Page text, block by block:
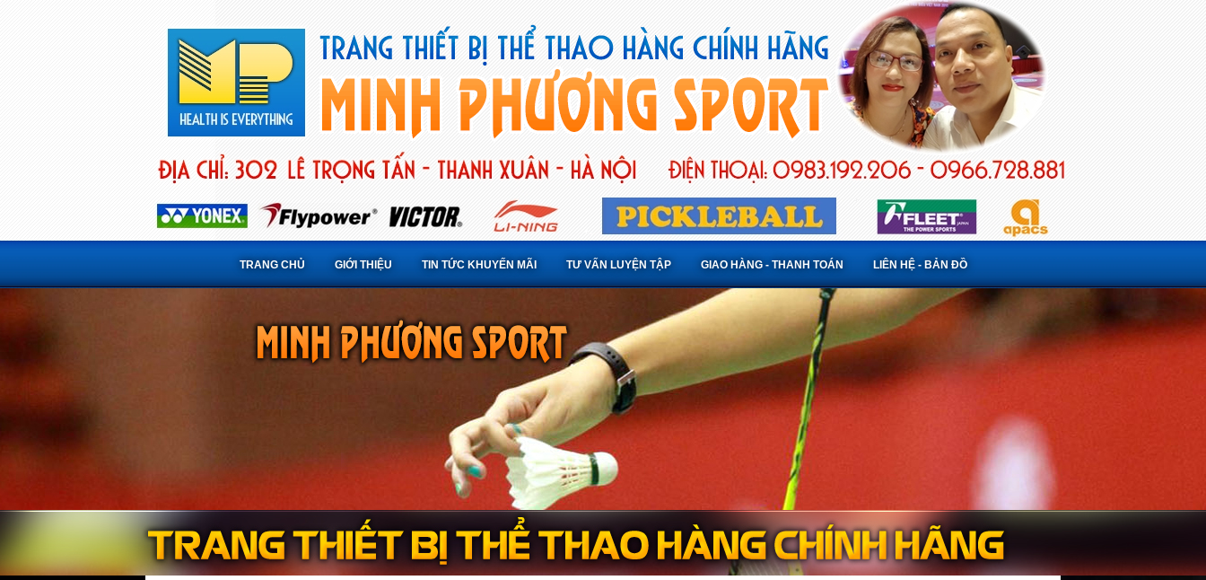
TRANG CHỦ GIỚI THIỆU TIN TỨC KHUYẾN MÃI TƯ VẤN LUYỆN TẬP GIAO HÀNG - THANH TOÁN LIÊN HỆ - BẢN ĐỒ